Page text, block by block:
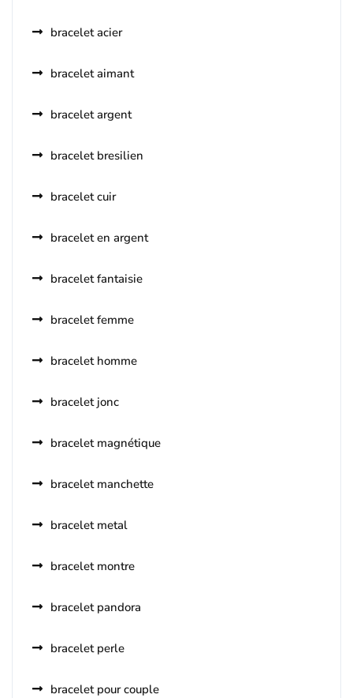
bracelet acier
bracelet aimant
bracelet argent
bracelet bresilien
bracelet cuir
bracelet en argent
bracelet fantaisie
bracelet femme
bracelet homme
bracelet jonc
bracelet magnétique
bracelet manchette
bracelet metal
bracelet montre
bracelet pandora
bracelet perle
bracelet pour couple